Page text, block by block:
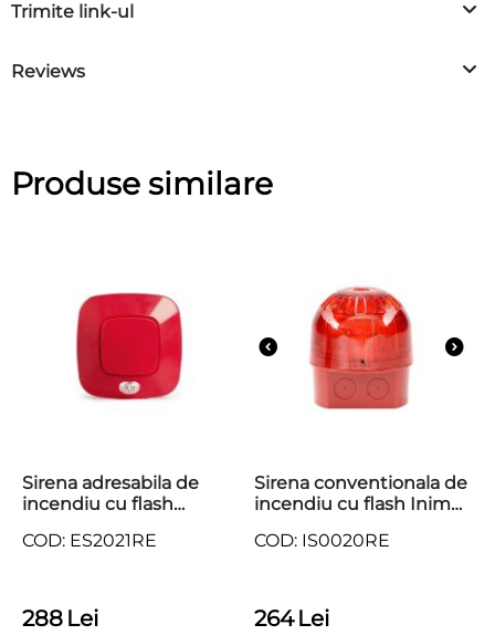
Trimite link-ul
Reviews
Produse similare
Sirena adresabila de
incendiu cu flash
ES2021RE
COD: ES2021RE
288 Lei
Sirena conventionala de
incendiu cu flash Inim
EN54-3
COD: IS0020RE
264 Lei